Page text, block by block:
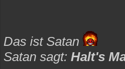
Das ist Satan
Satan sagt: Halt's